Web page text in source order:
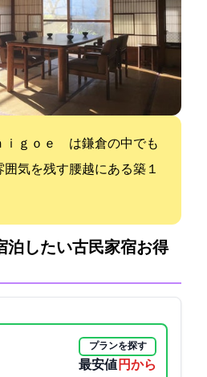
ｉｇｏｅ は鎌倉の中でも
囲気を残す腰越にある築１
泊したい古民家宿:お得
プランを探す
最安値 7705円から